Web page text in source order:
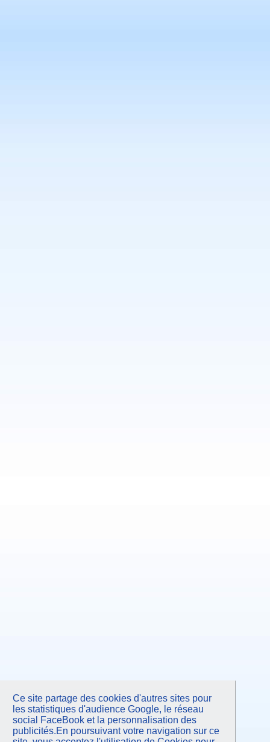
Ce site partage des cookies d'autres sites pour
les statistiques d'audience Google, le réseau
social FaceBook et la personnalisation des
publicités.En poursuivant votre navigation sur ce